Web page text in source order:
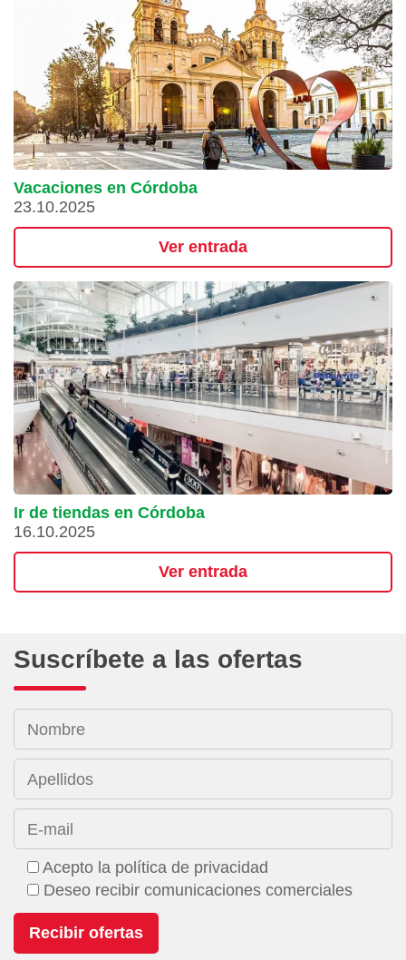
Vacaciones en Córdoba
23.10.2025
Ver entrada
Ir de tiendas en Córdoba
16.10.2025
Ver entrada
Suscríbete a las ofertas
Nombre
Apellidos
E-mail
Acepto la política de privacidad
Deseo recibir comunicaciones comerciales